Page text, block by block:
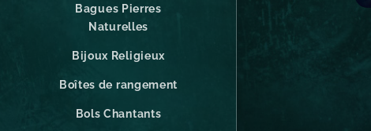
Bagues Pierres
Naturelles
Bijoux Religieux
Boîtes de rangement
Bols Chantants